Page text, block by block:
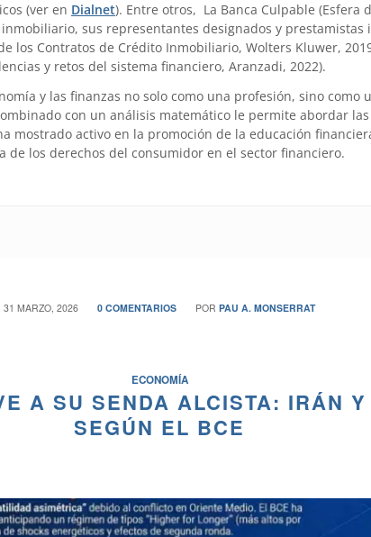
(ver en Dialnet). Entre otros, La Banca Culpable (Esfera
sus representantes designados y prestamistas
los Contratos de Crédito Inmobiliario, Wolters Kluwer,
y retos del sistema financiero, Aranzadi, 2022).
y las finanzas no solo como una profesión, sino como
con un análisis matemático le permite abordar
mostrado activo en la promoción de la educación
de los derechos del consumidor en el sector financiero.
31 MARZO, 2026
/ 0 COMENTARIOS
/ PORPAU A. MONSERRAT
ECONOMÍA
A SU SENDA ALCISTA: IRÁN
SEGÚN EL BCE